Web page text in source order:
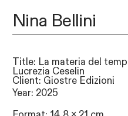
Nina Bellini
Title: La materia del
Lucrezia Ceselin
Client: Giostre Edizioni
Year: 2025